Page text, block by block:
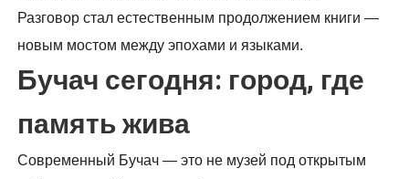
Разговор стал естественным продолжением книги —
новым мостом между эпохами и языками.
Бучач сегодня: город, где
память жива
Современный Бучач — это не музей под открытым